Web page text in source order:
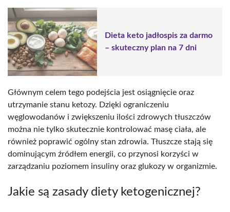
Dieta keto jadłospis za darmo
– skuteczny plan na 7 dni
Głównym celem tego podejścia jest osiągnięcie oraz
utrzymanie stanu ketozy. Dzięki ograniczeniu
węglowodanów i zwiększeniu ilości zdrowych tłuszczów
można nie tylko skutecznie kontrolować masę ciała, ale
również poprawić ogólny stan zdrowia. Tłuszcze stają się
dominującym źródłem energii, co przynosi korzyści w
zarządzaniu poziomem insuliny oraz glukozy w organizmie.
Jakie są zasady diety ketogenicznej?